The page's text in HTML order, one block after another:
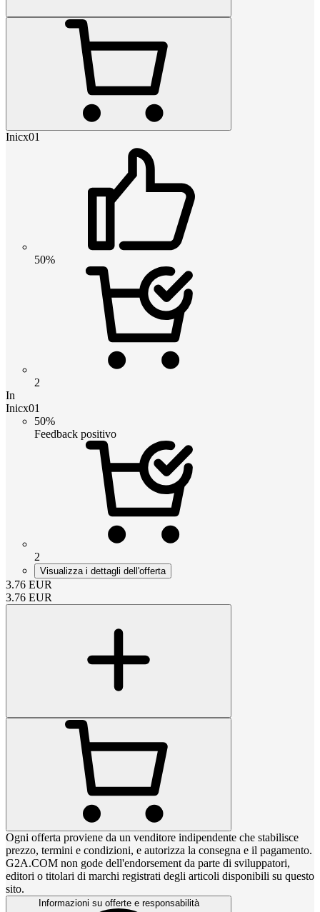
Inicx01
50%
2
In
Inicx01
50%
Feedback positivo
2
Visualizza i dettagli dell'offerta
3.76 EUR
3.76 EUR
Ogni offerta proviene da un venditore indipendente che stabilisce
prezzo, termini e condizioni, e autorizza la consegna e il pagamento.
G2A.COM non gode dell'endorsement da parte di sviluppatori,
editori o titolari di marchi registrati degli articoli disponibili su questo
sito.
Informazioni su offerte e responsabilità